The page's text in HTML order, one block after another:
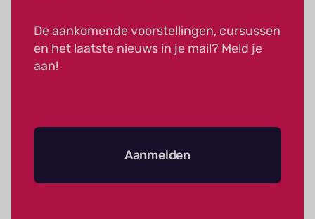
De aankomende voorstellingen, cursussen
en het laatste nieuws in je mail? Meld je
aan!
Aanmelden